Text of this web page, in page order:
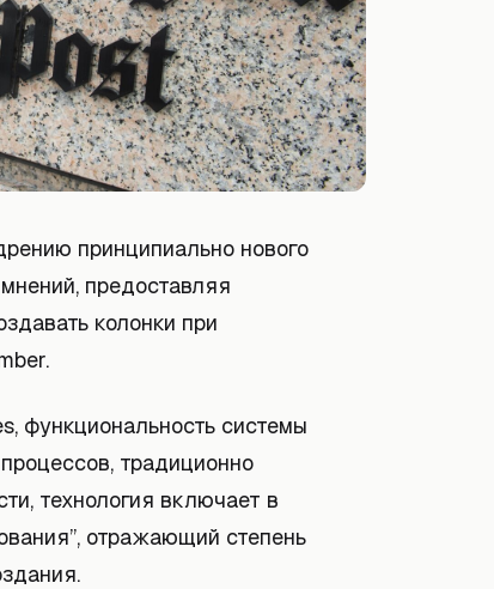
принципиально нового
предоставляя
колонки при
функциональность системы
традиционно
технология включает в
отражающий степень